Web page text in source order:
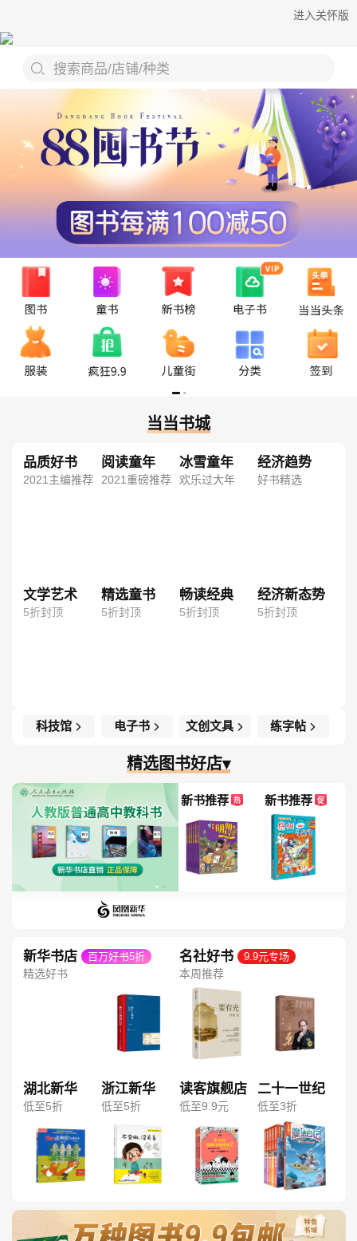
进入关怀版
搜索商品/店铺/种类
当当书城
品质好书
2021主编推荐
阅读童年
2021重磅推荐
冰雪童年
欢乐过大年
经济趋势
好书精选
文学艺术
5折封顶
精选童书
5折封顶
畅读经典
5折封顶
经济新态势
5折封顶
科技馆 电子书 文创文具 练字帖
精选图书好店▾
新书推荐 热 新书推荐 促
新华书店 百万好书5折
精选好书
名社好书 9.9元专场
本周推荐
湖北新华
低至5折
浙江新华
低至5折
读客旗舰店
低至9.9元
二十一世纪
低至3折